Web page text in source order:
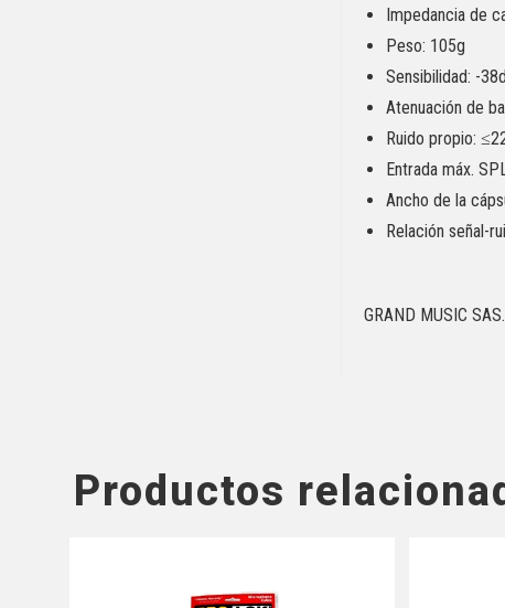
Impedancia de
Peso: 105g
Sensibilidad: -
Atenuación de
Ruido propio:
Entrada máx.
Ancho de la
Relación señal-
GRAND MUSIC SAS.
Productos